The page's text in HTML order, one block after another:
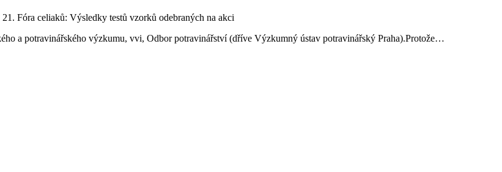
a potravinářského výzkumu, vvi, Odbor potravinářství (dříve Výzkumný ústav potravinářský Praha).Protože…